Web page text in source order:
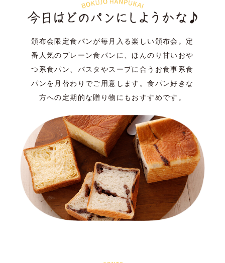
頒布会限定食パンが毎月入る楽しい頒布会。 定
番人気のプレーン食パンに、ほんのり甘いおや
つ系食パン、 パスタやスープに合うお食事系食
パンを月替わりでご用意します。食パン好きな
方への定期的な贈り物にもおすすめです。